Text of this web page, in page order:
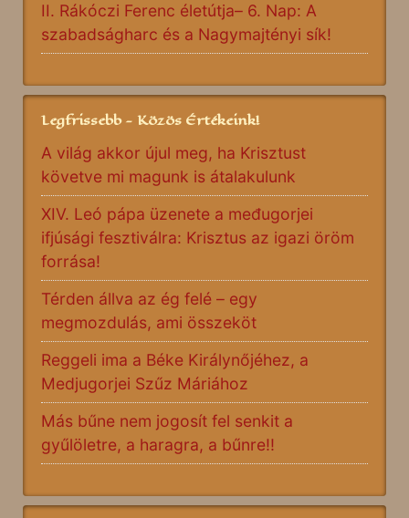
II. Rákóczi Ferenc életútja– 6. Nap: A
szabadságharc és a Nagymajtényi sík!
Legfrissebb - Közös Értékeink!
A világ akkor újul meg, ha Krisztust
követve mi magunk is átalakulunk
XIV. Leó pápa üzenete a međugorjei
ifjúsági fesztiválra: Krisztus az igazi öröm
forrása!
Térden állva az ég felé – egy
megmozdulás, ami összeköt
Reggeli ima a Béke Királynőjéhez, a
Medjugorjei Szűz Máriához
Más bűne nem jogosít fel senkit a
gyűlöletre, a haragra, a bűnre!!